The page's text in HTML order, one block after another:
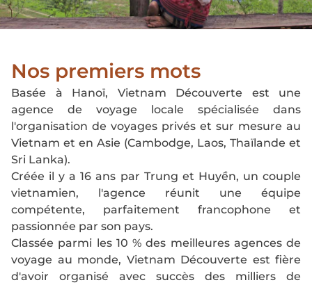
Nos premiers mots
Basée à Hanoï, Vietnam Découverte est une
agence de voyage locale spécialisée dans
l'organisation de voyages privés et sur mesure au
Vietnam et en Asie (Cambodge, Laos, Thaïlande et
Sri Lanka).
Créée il y a 16 ans par Trung et Huyền, un couple
vietnamien, l'agence réunit une équipe
compétente, parfaitement francophone et
passionnée par son pays.
Classée parmi les 10 % des meilleures agences de
voyage au monde, Vietnam Découverte est fière
d'avoir organisé avec succès des milliers de